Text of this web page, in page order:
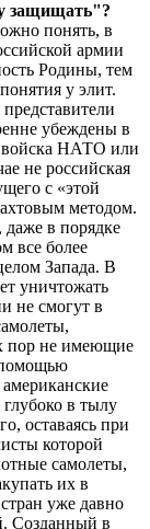
защищать"?
понять, в
армии
Родины, тем
у элит.
убеждены в
войска НАТО или
не российская
с «этой
методом.
даже в порядке
все более
Запада. В
уничтожать
не смогут в
пор не имеющие
в тылу
оставаясь при
которой
самолеты,
их в
уже давно
Созданный в